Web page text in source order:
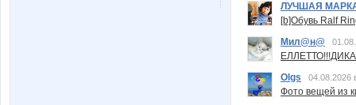
ЛУЧШАЯ
[b]Обувь Ralf
Мил@н@
Olgs
04.08.2026
Фото вещей из